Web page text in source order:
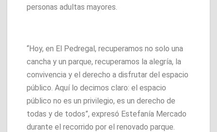
personas adultas mayores.
“Hoy, en El Pedregal, recuperamos no solo una
cancha y un parque, recuperamos la alegría, la
convivencia y el derecho a disfrutar del espacio
público. Aquí lo decimos claro: el espacio
público no es un privilegio, es un derecho de
todas y de todos”, expresó Estefanía Mercado
durante el recorrido por el renovado parque.